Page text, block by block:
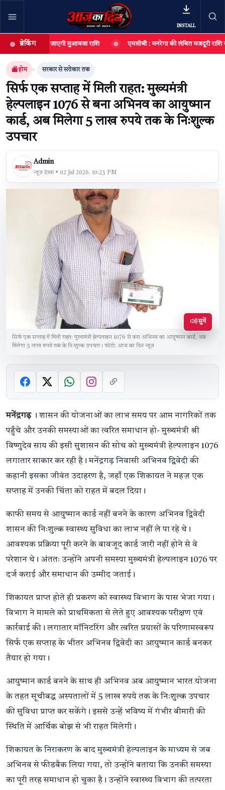
INSTALL
खबर खोजें
खोजें
ब्रेकिंग
की दी जाएगी मुआवजा राशि एमसीबी : मनरेगा की लंबित मजदूरी राशि राज्य से
होम सरकार से सरोकार तक
सिर्फ एक सप्ताह में मिली राहत: मुख्यमंत्री
हेल्पलाइन 1076 से बना अभिनव का आयुष्मान
कार्ड, अब मिलेगा 5 लाख रुपये तक के निःशुल्क
उपचार
Admin
न्यूज़ डेस्क • 02 Jul 2026, 10:23 PM
सुनें
सिर्फ एक सप्ताह में मिली राहत: मुख्यमंत्री हेल्पलाइन 1076 से बना अभिनव का आयुष्मान कार्ड, अब
मिलेगा 5 लाख रुपये तक के निःशुल्क उपचार। फोटो: आज का दिन न्यूज़
मनेंद्रगढ़। शासन की योजनाओं का लाभ समय पर आम नागरिकों तक
पहुँचे और उनकी समस्याओं का त्वरित समाधान हो- मुख्यमंत्री श्री
विष्णुदेव साय की इसी सुशासन की सोच को मुख्यमंत्री हेल्पलाइन 1076
लगातार साकार कर रही है। मनेंद्रगढ़ निवासी अभिनव द्विवेदी की
कहानी इसका जीवंत उदाहरण है, जहाँ एक शिकायत ने महज़ एक
सप्ताह में उनकी चिंता को राहत में बदल दिया।
काफी समय से आयुष्मान कार्ड नहीं बनने के कारण अभिनव द्विवेदी
शासन की निःशुल्क स्वास्थ्य सुविधा का लाभ नहीं ले पा रहे थे।
आवश्यक प्रक्रिया पूरी करने के बावजूद कार्ड जारी नहीं होने से वे
परेशान थे। अंततः उन्होंने अपनी समस्या मुख्यमंत्री हेल्पलाइन 1076 पर
दर्ज कराई और समाधान की उम्मीद जताई।
शिकायत प्राप्त होते ही प्रकरण को स्वास्थ्य विभाग के पास भेजा गया।
विभाग ने मामले को प्राथमिकता से लेते हुए आवश्यक परीक्षण एवं
कार्रवाई की। लगातार मॉनिटरिंग और त्वरित प्रयासों के परिणामस्वरूप
सिर्फ एक सप्ताह के भीतर अभिनव द्विवेदी का आयुष्मान कार्ड बनकर
तैयार हो गया।
आयुष्मान कार्ड बनने के साथ ही अभिनव अब आयुष्मान भारत योजना
के तहत सूचीबद्ध अस्पतालों में 5 लाख रुपये तक के निःशुल्क उपचार
की सुविधा प्राप्त कर सकेंगे। इससे उन्हें भविष्य में गंभीर बीमारी की
स्थिति में आर्थिक बोझ से भी राहत मिलेगी।
शिकायत के निराकरण के बाद मुख्यमंत्री हेल्पलाइन के माध्यम से जब
अभिनव से फीडबैक लिया गया, तो उन्होंने बताया कि उनकी समस्या
का पूरी तरह समाधान हो चुका है। उन्होंने स्वास्थ्य विभाग की तत्परता